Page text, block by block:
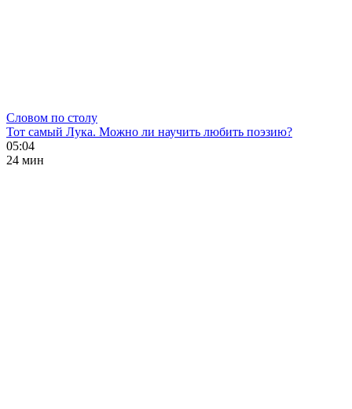
Словом по столу
Тот самый Лука. Можно ли научить любить поэзию?
05:04
24 мин